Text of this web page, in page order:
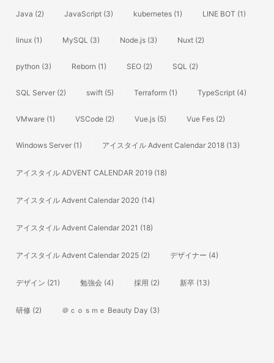
Java (2) JavaScript (3) kubernetes (1) LINE BOT (1)
linux (1) MySQL (3) Node.js (3) Nuxt (2)
python (3) Reborn (1) SEO (2) SQL (2)
SQL Server (2) swift (5) Terraform (1) TypeScript (4)
VMware (1) VSCode (2) Vue.js (5) Vue Fes (2)
Windows Server (1) アイスタイル Advent Calendar 2018 (13)
アイスタイル ADVENT CALENDAR 2019 (18)
アイスタイル Advent Calendar 2020 (14)
アイスタイル Advent Calendar 2021 (18)
アイスタイル Advent Calendar 2025 (2) デザイナー (4)
デザイン (21) 勉強会 (4) 採用 (2) 新卒 (13)
研修 (2) ＠ｃｏｓｍｅ Beauty Day (3)